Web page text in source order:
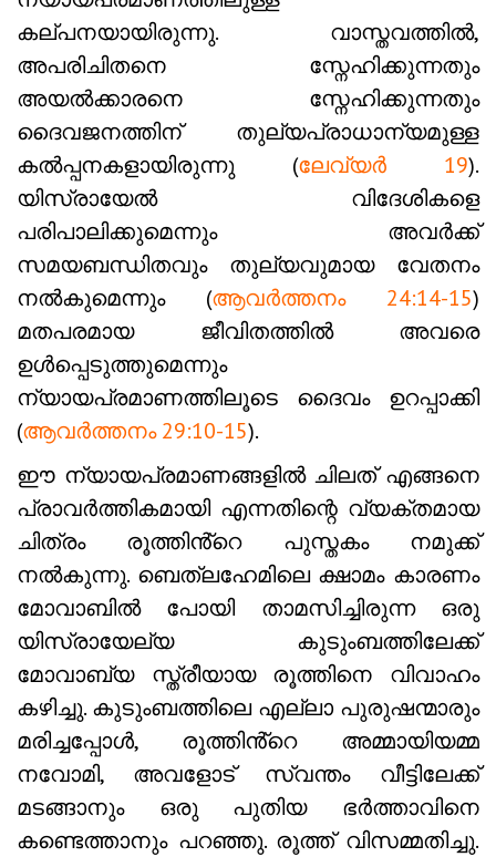
കല്പനയായിരുന്നു. വാസ്തവത്തിൽ,
അപരിചിതനെ സ്നേഹിക്കുന്നതും
അയൽക്കാരനെ സ്നേഹിക്കുന്നതും
ദൈവജനത്തിന് തുല്യപ്രാധാന്യമുള്ള
കൽപ്പനകളായിരുന്നു (ലേവ്യർ 19).
യിസ്രായേൽ വിദേശികളെ
പരിപാലിക്കുമെന്നും അവർക്ക്
സമയബന്ധിതവും തുല്യവുമായ വേതനം
നൽകുമെന്നും (ആവർത്തനം 24:14-15)
മതപരമായ ജീവിതത്തിൽ അവരെ
ഉൾപ്പെടുത്തുമെന്നും
ന്യായപ്രമാണത്തിലൂടെ ദൈവം ഉറപ്പാക്കി
(ആവർത്തനം 29:10-15).
ഈ ന്യായപ്രമാണങ്ങളിൽ ചിലത് എങ്ങനെ
പ്രാവർത്തികമായി എന്നതിന്റെ വ്യക്തമായ
ചിത്രം രൂത്തിൻ്റെ പുസ്തകം നമുക്ക്
നൽകുന്നു. ബെത്‌ലഹേമിലെ ക്ഷാമം കാരണം
മോവാബിൽ പോയി താമസിച്ചിരുന്ന ഒരു
യിസ്രായേല്യ കുടുംബത്തിലേക്ക്
മോവാബ്യ സ്ത്രീയായ രൂത്തിനെ വിവാഹം
കഴിച്ചു. കുടുംബത്തിലെ എല്ലാ പുരുഷന്മാരും
മരിച്ചപ്പോൾ, രൂത്തിൻ്റെ അമ്മായിയമ്മ
നവോമി, അവളോട് സ്വന്തം വീട്ടിലേക്ക്
മടങ്ങാനും ഒരു പുതിയ ഭർത്താവിനെ
കണ്ടെത്താനും പറഞ്ഞു. രൂത്ത് വിസമ്മതിച്ചു.